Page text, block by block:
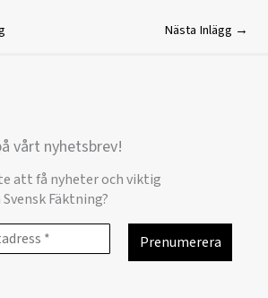
Nästa Inlägg →
vårt nyhetsbrev!
att få nyheter och viktig
Fäktning?